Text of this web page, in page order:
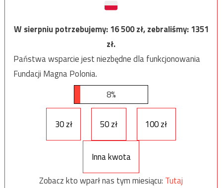
W sierpniu potrzebujemy:16 500zł, zebraliśmy:1351
zł.
Państwa wsparcie jest niezbędne dla funkcjonowania
Fundacji Magna Polonia.
8%
30 zł 50 zł 100 zł
Inna kwota
Zobacz kto wparł nas tym miesiącu: Tutaj